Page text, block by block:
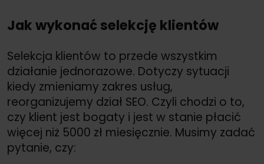
Jak wykonać selekcję klientów
Selekcja klientów to przede wszystkim
działanie jednorazowe. Dotyczy sytuacji
kiedy zmieniamy zakres usług,
reorganizujemy dział SEO. Czyli chodzi o to,
czy klient jest bogaty i jest w stanie płacić
więcej niż 5000 zł miesięcznie. Musimy zadać
pytanie, czy: